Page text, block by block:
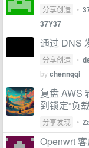
分享创造 •
37Y37
通过 DNS
分享创造 •
bychennqqi
复盘 AWS
到锁定“负
分享发现 •
Openwrt